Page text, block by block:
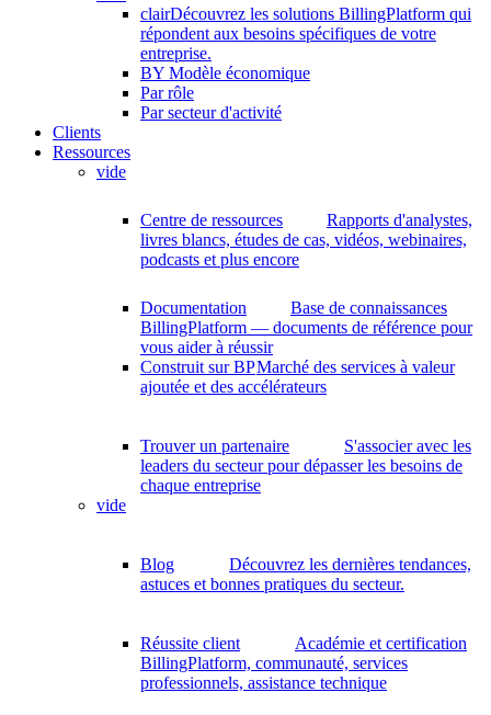
clairDécouvrez les solutions BillingPlatform qui
répondent aux besoins spécifiques de votre
entreprise.
BY Modèle économique
Par rôle
Par secteur d'activité
Clients
Ressources
vide
Centre de ressources
Rapports d'analystes,
livres blancs, études de cas, vidéos, webinaires,
podcasts et plus encore
Documentation
Base de connaissances
BillingPlatform — documents de référence pour
vous aider à réussir
Construit sur BPMarché des services à valeur
ajoutée et des accélérateurs
Trouver un partenaire
S'associer avec les
leaders du secteur pour dépasser les besoins de
chaque entreprise
vide
Blog
Découvrez les dernières tendances,
astuces et bonnes pratiques du secteur.
Réussite client
Académie et certification
BillingPlatform, communauté, services
professionnels, assistance technique